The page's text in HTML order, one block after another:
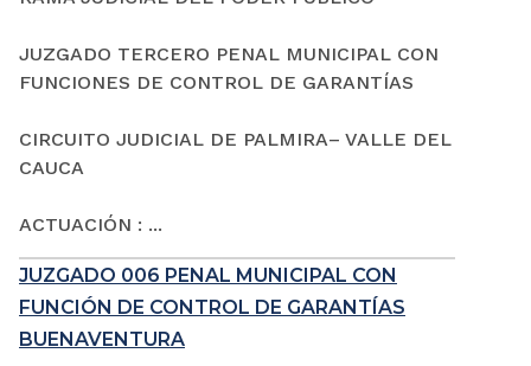
JUZGADO TERCERO PENAL MUNICIPAL CON
FUNCIONES DE CONTROL DE GARANTÍAS
CIRCUITO JUDICIAL DE PALMIRA– VALLE DEL
CAUCA
ACTUACIÓN : ...
JUZGADO 006 PENAL MUNICIPAL CON
FUNCIÓN DE CONTROL DE GARANTÍAS
BUENAVENTURA